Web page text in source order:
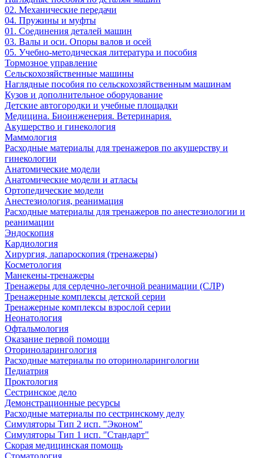
02. Механические передачи
04. Пружины и муфты
01. Соединения деталей машин
03. Валы и оси. Опоры валов и осей
05. Учебно-методическая литература и пособия
Тормозное управление
Сельскохозяйственные машины
Наглядные пособия по сельскохозяйственным машинам
Кузов и дополнительное оборудование
Детские автогородки и учебные площадки
Медицина. Биоинженерия. Ветеринария.
Акушерство и гинекология
Маммология
Расходные материалы для тренажеров по акушерству и
гинекологии
Анатомические модели
Анатомические модели и атласы
Ортопедические модели
Анестезиология, реанимация
Расходные материалы для тренажеров по анестезиологии и
реанимации
Эндоскопия
Кардиология
Хирургия, лапароскопия (тренажеры)
Косметология
Манекены-тренажеры
Тренажеры для сердечно-легочной реанимации (СЛР)
Тренажерные комплексы детской серии
Тренажерные комплексы взрослой серии
Неонатология
Офтальмология
Оказание первой помощи
Оториноларингология
Расходные материалы по оториноларингологии
Педиатрия
Проктология
Сестринское дело
Демонстрационные ресурсы
Расходные материалы по сестринскому делу
Симуляторы Тип 2 исп. "Эконом"
Симуляторы Тип 1 исп. "Стандарт"
Скорая медицинская помощь
Стоматология